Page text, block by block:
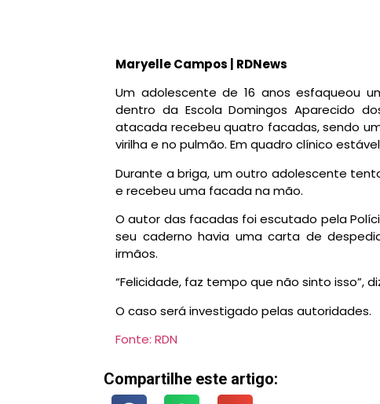
Maryelle Campos | RDNews
Um adolescente de 16 anos esfaqueou
dentro da Escola Domingos Aparecido
atacada recebeu quatro facadas, sendo
virilha e no pulmão. Em quadro clínico
Durante a briga, um outro adolescente
e recebeu uma facada na mão.
O autor das facadas foi escutado pela
seu caderno havia uma carta de
irmãos.
“Felicidade, faz tempo que não sinto isso”,
O caso será investigado pelas autoridades.
Fonte: RDN
Compartilhe este artigo: